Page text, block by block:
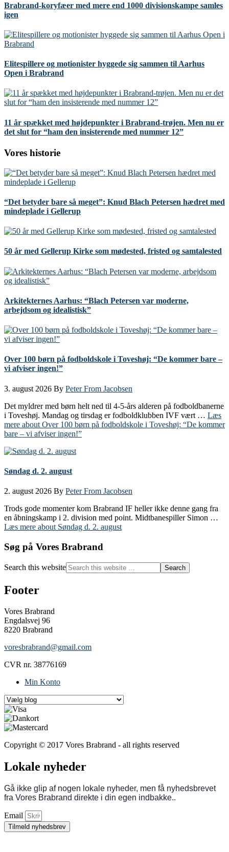
Brabrand-koryfæer med mere end 1000 divisionskampe samles
igen
Elitespillere og motionister hyggede sig sammen til Aarhus
Open i Brabrand
11 år spækket med højdepunkter i Brabrand-trøjen. Men nu er
det slut for “ham den insisterende med nummer 12”
Vores historie
“Det betyder bare så meget”: Knud Blach Petersen hædret med
mindeplade i Gellerup
50 år med Gellerup Kirke som mødested, fristed og samtalested
Arkitekternes Aarhus: “Blach Petersen var moderne,
arbejdsom og idealistisk”
Over 100 børn på fodboldskole i Toveshøj: “De kommer bare –
vi afviser ingen!”
3. august 2026 By Peter From Jacobsen
Det myldrer med børn helt ned til 4-5-års alderen på fodboldbanerne
i Toveshøj. Mandag og tirsdag er fodboldklubben IVF vært … Læs
mere about Over 100 børn på fodboldskole i Toveshøj: “De kommer
bare – vi afviser ingen!”
Søndag d. 2. august
2. august 2026 By Peter From Jacobsen
Trods gode momenter kom Brabrand IF heller ikke denne gang fra
en åbningskamp i 2. division med point. Midtbanespiller Simon …
Læs mere about Søndag d. 2. august
Søg på Vores Brabrand
Search this website
Footer
Vores Brabrand
Engdalsvej 96
8220 Brabrand
voresbrabrand@gmail.com
CVR nr. 38776169
Min Konto
Copyright © 2017 Vores Brabrand - all rights reserved
Lokale nyheder
Gå ikke glip af nogen lokale nyheder, men få nyhedsbrevet
fra Vores Brabrand direkte i din egen indbakke..
Email
Tilmeld nyhedsbrev